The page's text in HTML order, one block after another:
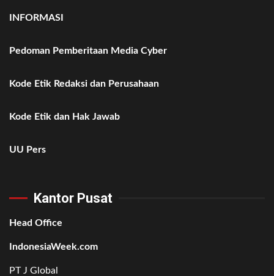
INFORMASI
Pedoman Pemberitaan Media Cyber
Kode Etik Redaksi dan Perusahaan
Kode Etik dan Hak Jawab
UU Pers
Kantor Pusat
Head Office
IndonesiaWeek.com
PT J Global